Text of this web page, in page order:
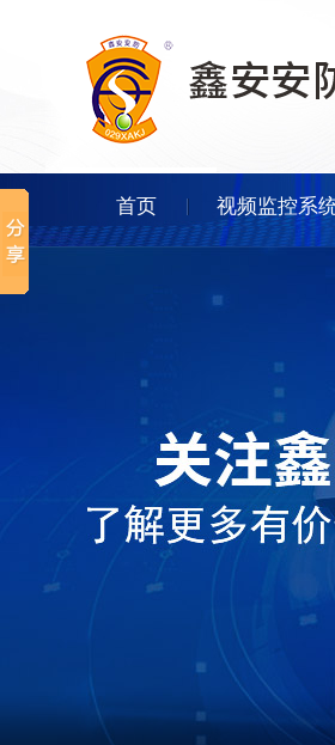
首页 视频监控系